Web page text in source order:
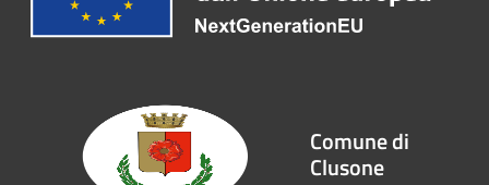
Comune di
Clusone